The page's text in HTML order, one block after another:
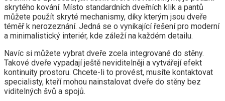
skrytého kování. Místo standardních dveřních klik a pantů
můžete použít skryté mechanismy, díky kterým jsou dveře
téměř k nerozeznání. Jedná se o vynikající řešení pro moderní
a minimalistický interiér, kde záleží na každém detailu.
Navíc si můžete vybrat dveře zcela integrované do stěny.
Takové dveře vypadají ještě neviditelněji a vytvářejí efekt
kontinuity prostoru. Chcete-li to provést, musíte kontaktovat
specialisty, kteří mohou nainstalovat dveře do stěny bez
viditelných švů a spojů.